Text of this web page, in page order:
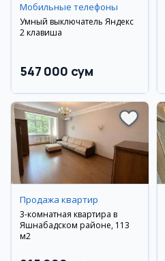
Мобильные телефоны
Умный выключатель Яндекс
2 клавиша
547 000 сум
Продажа квартир
3-комнатная квартира в
Яшнабадском районе, 113
м2